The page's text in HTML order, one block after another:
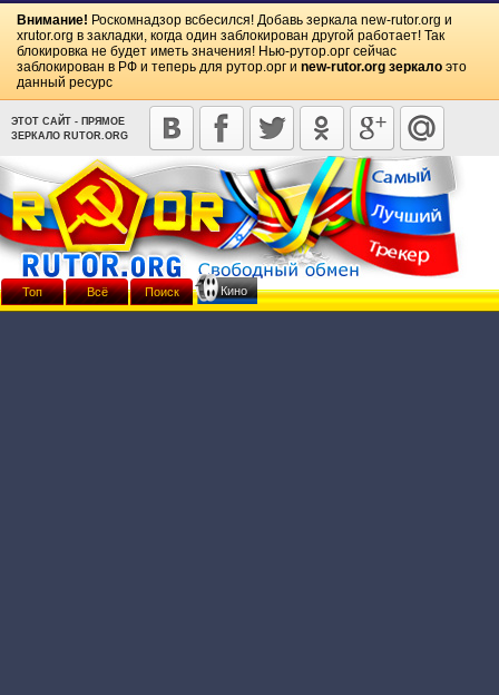
Внимание! Роскомнадзор всбесился! Добавь зеркала new-rutor.org и
xrutor.org в закладки, когда один заблокирован другой работает! Так
блокировка не будет иметь значения! Нью-рутор.орг сейчас
заблокирован в РФ и теперь для рутор.орг и new-rutor.org зеркало это
данный ресурс
ЭТОТ САЙТ - ПРЯМОЕ
ЗЕРКАЛО RUTOR.ORG